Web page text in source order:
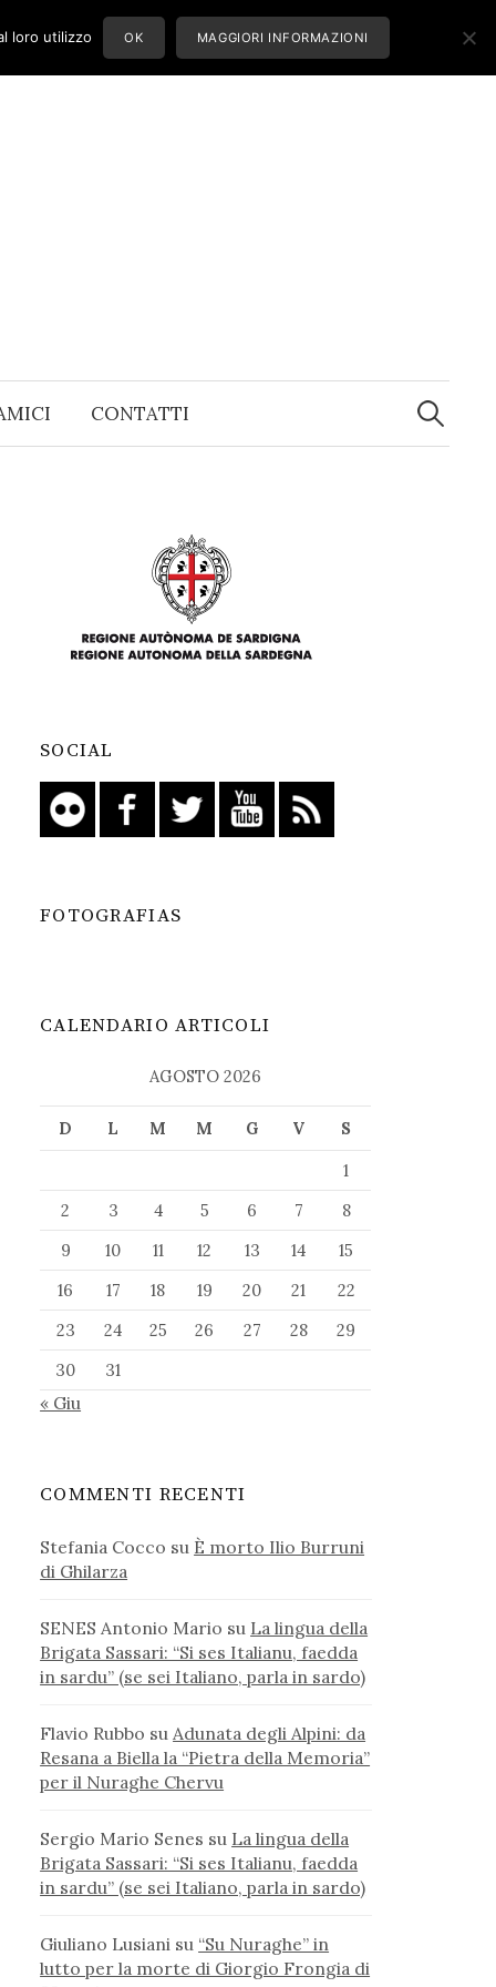
CONTATTI
Ricerca
per:
SOCIAL
FOTOGRAFIAS
CALENDARIO ARTICOLI
AGOSTO 2026
D L M M G V
S
1
2
3 4 5 6 7
8
9
10 11 12 13 14
15
16
17 18 19 20 21
22
23
24 25 26 27 28
29
30
31
« Giu
COMMENTI RECENTI
Stefania Cocco su È morto Ilio Burruni
di Ghilarza
SENES Antonio Mario su La lingua della
Brigata Sassari: “Si ses Italianu, faedda
in sardu” (se sei Italiano, parla in sardo)
Flavio Rubbo su Adunata degli Alpini: da
Resana a Biella la “Pietra della Memoria”
per il Nuraghe Chervu
Sergio Mario Senes su La lingua della
Brigata Sassari: “Si ses Italianu, faedda
in sardu” (se sei Italiano, parla in sardo)
Giuliano Lusiani su “Su Nuraghe” in
lutto per la morte di Giorgio Frongia di
loro utilizzo OK MAGGIORI INFORMAZIONI